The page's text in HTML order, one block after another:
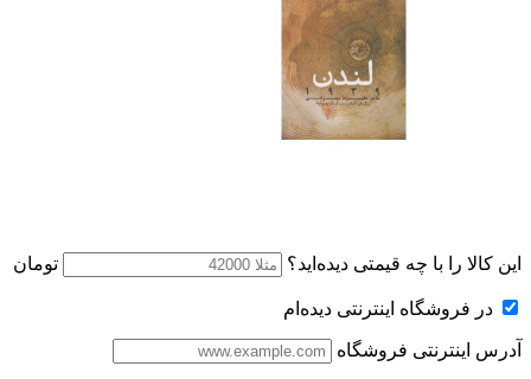
این کالا را با چه قیمتی دیده‌اید؟ تومان
در فروشگاه اینترنتی دیده‌ام
آدرس اینترنتی فروشگاه